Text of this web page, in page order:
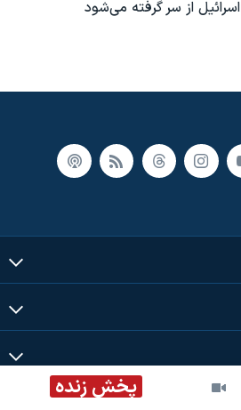
پخش زنده
اسرائیل از سر گرفته می‌شود